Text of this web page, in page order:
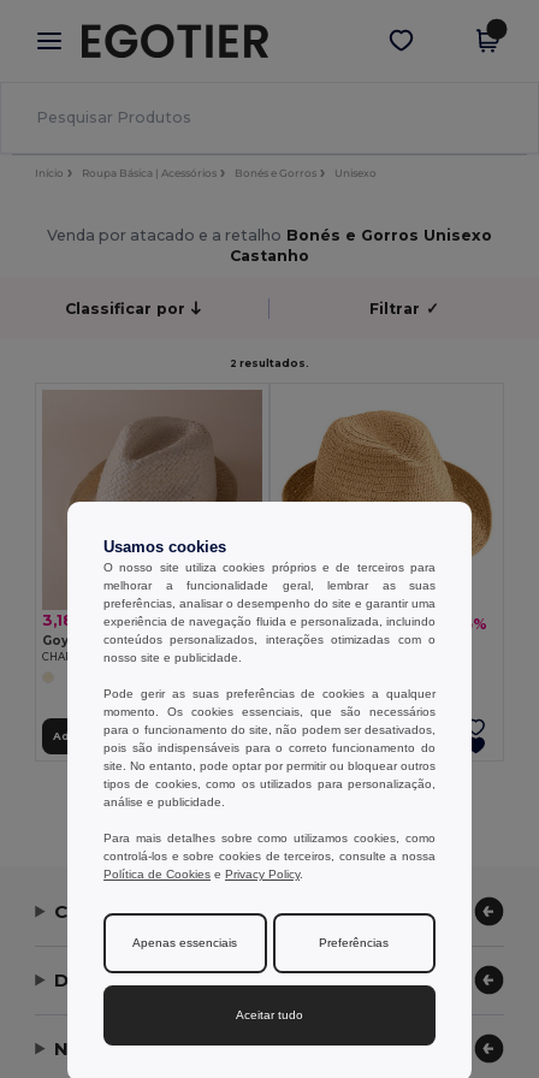
× App Egotier
Melhores preços na app!
Obter app
Início Roupa Básica | Acessórios Bonés e Gorros Unisexo
Venda por atacado e a retalho Bonés e Gorros Unisexo
Castanho
Classificar por Filtrar ✓
2 resultados.
3,18 €
Goya 38055
CHAPÉU MADEIRA
Adicionar ao Carrinho
3,44 €4,06 € -15%
Goya 39021
Adicionar ao Carrinho
Exibindo Todos Os Produtos.
Contate-nos
Deixe-nos ajudar
Nossa Empresa
Usamos cookies
O nosso site utiliza cookies próprios e de terceiros para
melhorar a funcionalidade geral, lembrar as suas
preferências, analisar o desempenho do site e garantir uma
experiência de navegação fluida e personalizada, incluindo
conteúdos personalizados, interações otimizadas com o
nosso site e publicidade.
Pode gerir as suas preferências de cookies a qualquer
momento. Os cookies essenciais, que são necessários
para o funcionamento do site, não podem ser desativados,
pois são indispensáveis para o correto funcionamento do
site. No entanto, pode optar por permitir ou bloquear outros
tipos de cookies, como os utilizados para personalização,
análise e publicidade.
Para mais detalhes sobre como utilizamos cookies, como
controlá-los e sobre cookies de terceiros, consulte a nossa
Política de Cookies e Privacy Policy.
Apenas essenciais Preferências
Aceitar tudo